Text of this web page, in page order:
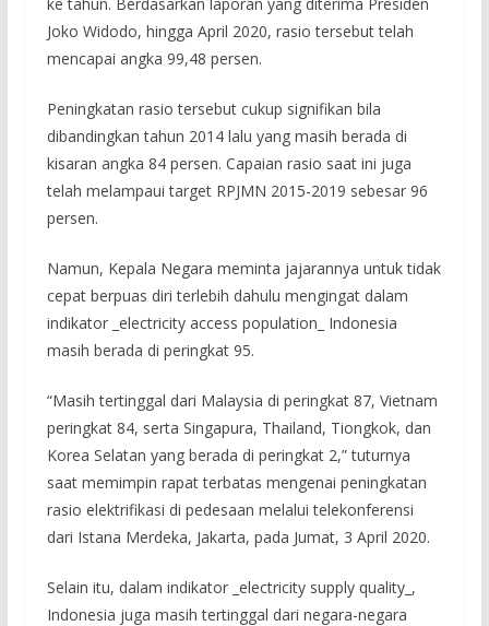
Joko Widodo, hingga April 2020, rasio tersebut telah
mencapai angka 99,48 persen.
Peningkatan rasio tersebut cukup signifikan bila
dibandingkan tahun 2014 lalu yang masih berada di
kisaran angka 84 persen. Capaian rasio saat ini juga
telah melampaui target RPJMN 2015-2019 sebesar 96
persen.
Namun, Kepala Negara meminta jajarannya untuk tidak
cepat berpuas diri terlebih dahulu mengingat dalam
indikator _electricity access population_ Indonesia
masih berada di peringkat 95.
“Masih tertinggal dari Malaysia di peringkat 87, Vietnam
peringkat 84, serta Singapura, Thailand, Tiongkok, dan
Korea Selatan yang berada di peringkat 2,” tuturnya
saat memimpin rapat terbatas mengenai peningkatan
rasio elektrifikasi di pedesaan melalui telekonferensi
dari Istana Merdeka, Jakarta, pada Jumat, 3 April 2020.
Selain itu, dalam indikator _electricity supply quality_,
Indonesia juga masih tertinggal dari negara-negara